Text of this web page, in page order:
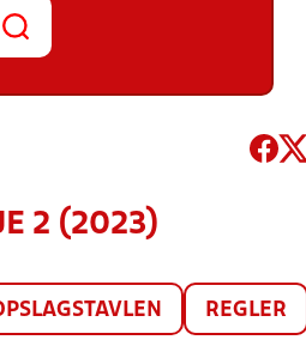
2 (2023)
REGLER